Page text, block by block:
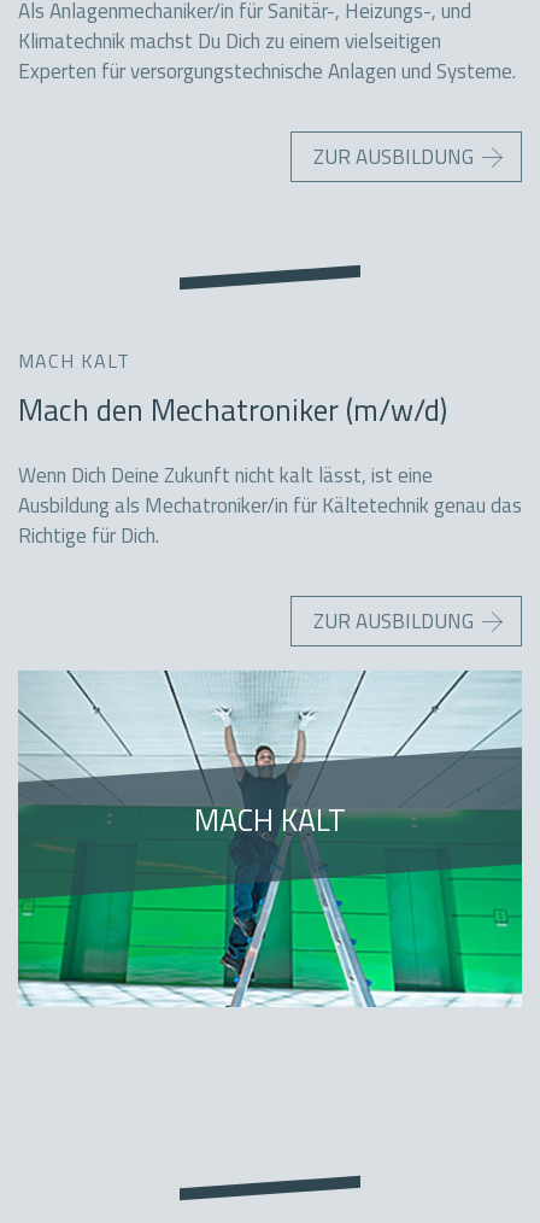
Als Anlagenmechaniker/in für Sanitär-, Heizungs-, und
Klimatechnik machst Du Dich zu einem vielseitigen
Experten für versorgungstechnische Anlagen und Systeme.
ZUR AUSBILDUNG
MACH KALT
Mach den Mechatroniker (m/w/d)
Wenn Dich Deine Zukunft nicht kalt lässt, ist eine
Ausbildung als Mechatroniker/in für Kältetechnik genau das
Richtige für Dich.
ZUR AUSBILDUNG
MACH KALT